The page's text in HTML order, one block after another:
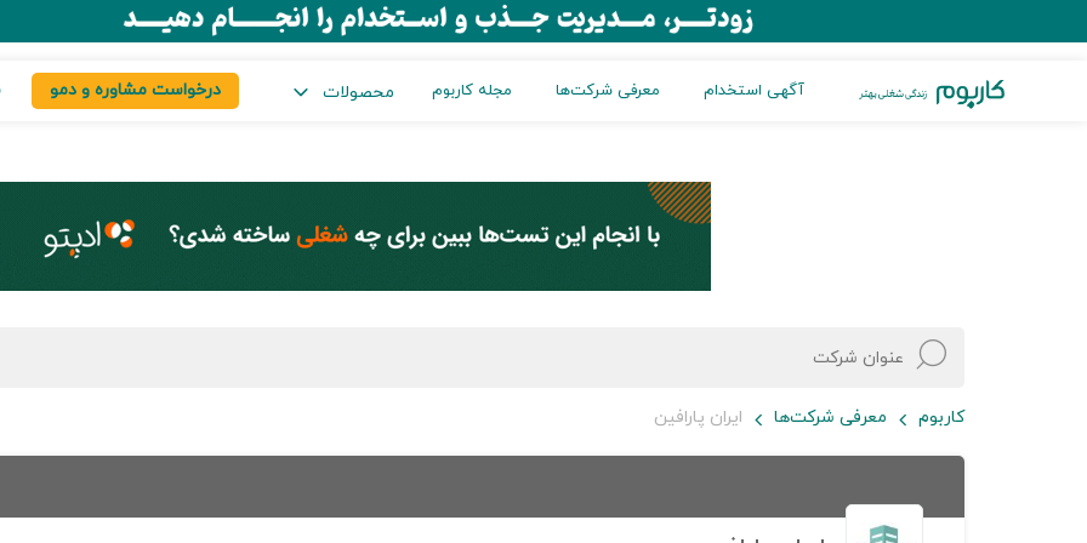
آگهی استخدام معرفی شرکت‌ها مجله کاربوم محصولات درخواست مشاوره و دمو
کاربوم معرفی شرکت‌ها ایران پارافین